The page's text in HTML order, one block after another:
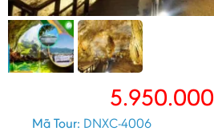
5.950.000
Mã Tour: DNXC-4006